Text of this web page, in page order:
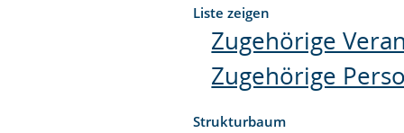
Liste zeigen
Zugehörige
Zugehörige
Strukturbaum